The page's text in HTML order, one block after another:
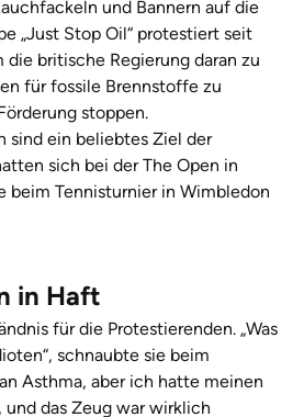
und Bannern auf die
„Just Stop Oil“ protestiert seit
britische Regierung daran zu
für fossile Brennstoffe zu
stoppen.
sind ein beliebtes Ziel der
sich bei der The Open in
beim Tennisturnier in Wimbledon
in Haft
für die Protestierenden. „Was
schnaubte sie beim
Asthma, aber ich hatte meinen
das Zeug war wirklich